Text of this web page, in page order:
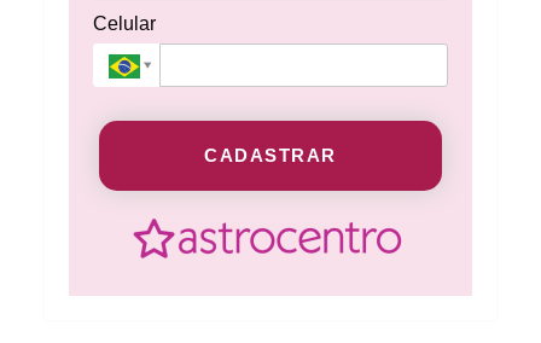
Celular
CADASTRAR